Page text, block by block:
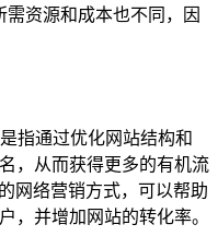
资源和成本也不同，因
是指通过优化网站结构和
，从而获得更多的有机流
网络营销方式，可以帮助
，并增加网站的转化率。